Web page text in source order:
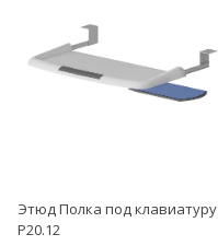
Этюд Полка под клавиатуру
Р20.12